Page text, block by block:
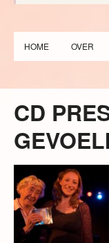
HOME OVER
CD